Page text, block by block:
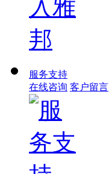
服务支持
在线咨询 客户留言